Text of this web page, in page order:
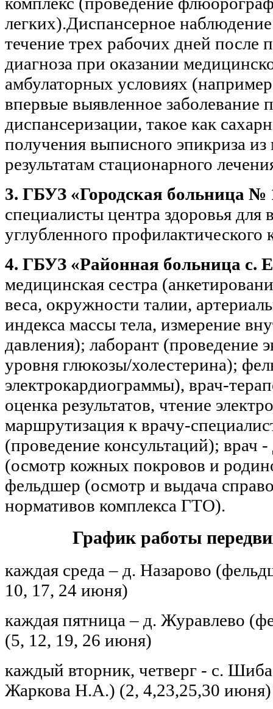
легких).Диспансерное наблюдение
течение трех рабочих дней после
диагноза при оказании
амбулаторных условиях
впервые выявленное заболевание
диспансеризации, такое как
получения выписного эпикриза
результатам стационарного
3. ГБУЗ «Городская больница №
специалисты центра здоровья для
углубленного профилактического
4. ГБУЗ «Районная больница с.
медицинская сестра
веса, окружности талии,
индекса массы тела, измерение
давления); лаборант (проведение
уровня глюкозы/холестерина);
электрокардиограммы), врач-
оценка результатов, чтение
маршрутизация к врачу-
(проведение консультаций); врач
(осмотр кожных покровов и
фельдшер (осмотр и выдача
нормативов комплекса ГТО).
График работы
каждая среда – д. Назарово
10, 17, 24 июня)
каждая пятница – д. Журавлево
(5, 12, 19, 26 июня)
каждый вторник, четверг - с.
Жаркова Н.А.) (2, 4,23,25,30 июня)